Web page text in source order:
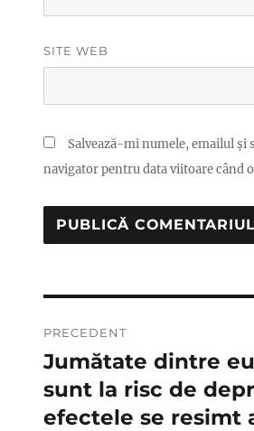
SITE WEB
Salvează-mi numele, emailul și
navigator pentru data viitoare când
în
articole
PRECEDENT
Articolul
anterior:
Jumătate dintre
sunt la risc de
efectele se resimt